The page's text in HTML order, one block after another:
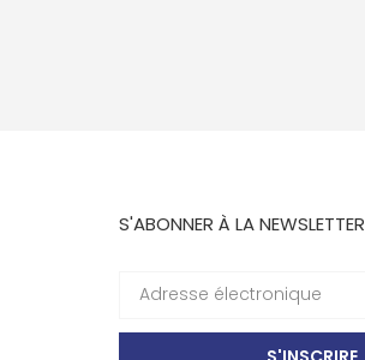
S'ABONNER À LA NEWSLETTER